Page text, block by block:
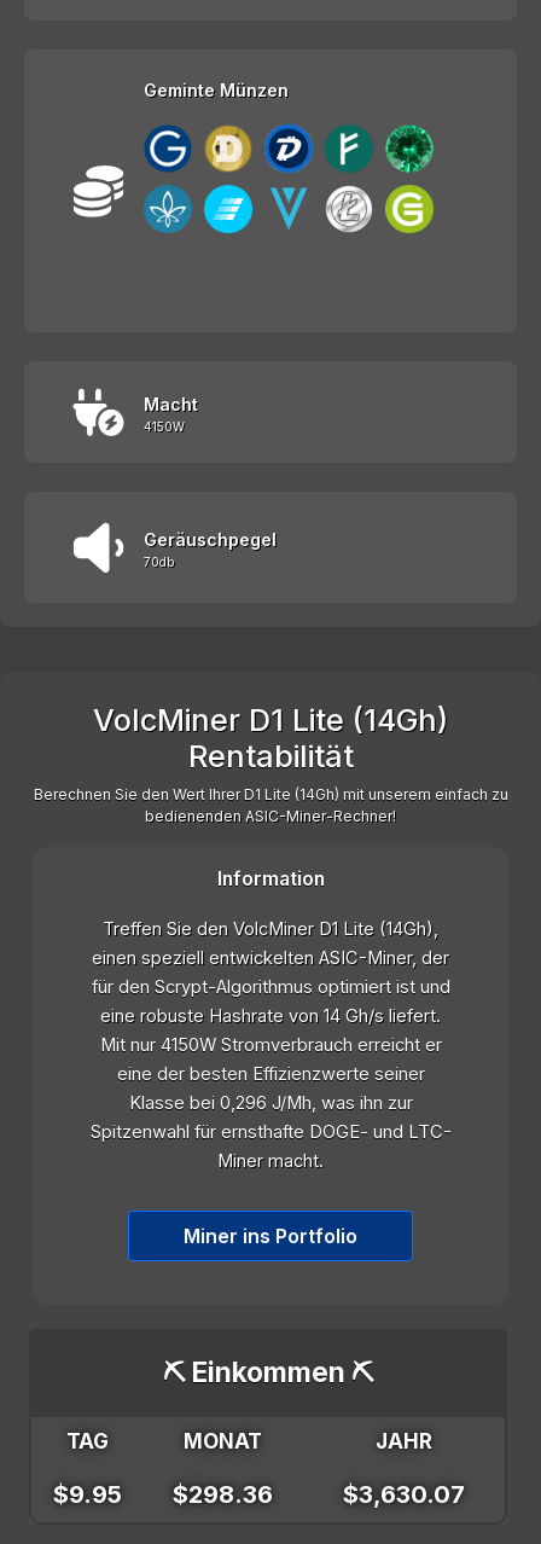
Geminte Münzen
Macht
4150W
Geräuschpegel
70db
VolcMiner D1 Lite (14Gh)
Rentabilität
Berechnen Sie den Wert Ihrer D1 Lite (14Gh) mit unserem einfach zu
bedienenden ASIC-Miner-Rechner!
Information
Treffen Sie den VolcMiner D1 Lite (14Gh),
einen speziell entwickelten ASIC-Miner, der
für den Scrypt-Algorithmus optimiert ist und
eine robuste Hashrate von 14 Gh/s liefert.
Mit nur 4150W Stromverbrauch erreicht er
eine der besten Effizienzwerte seiner
Klasse bei 0,296 J/Mh, was ihn zur
Spitzenwahl für ernsthafte DOGE- und LTC-
Miner macht.
Miner ins Portfolio
⛏️ Einkommen ⛏️
TAG MONAT JAHR
$9.95 $298.36 $3,630.07